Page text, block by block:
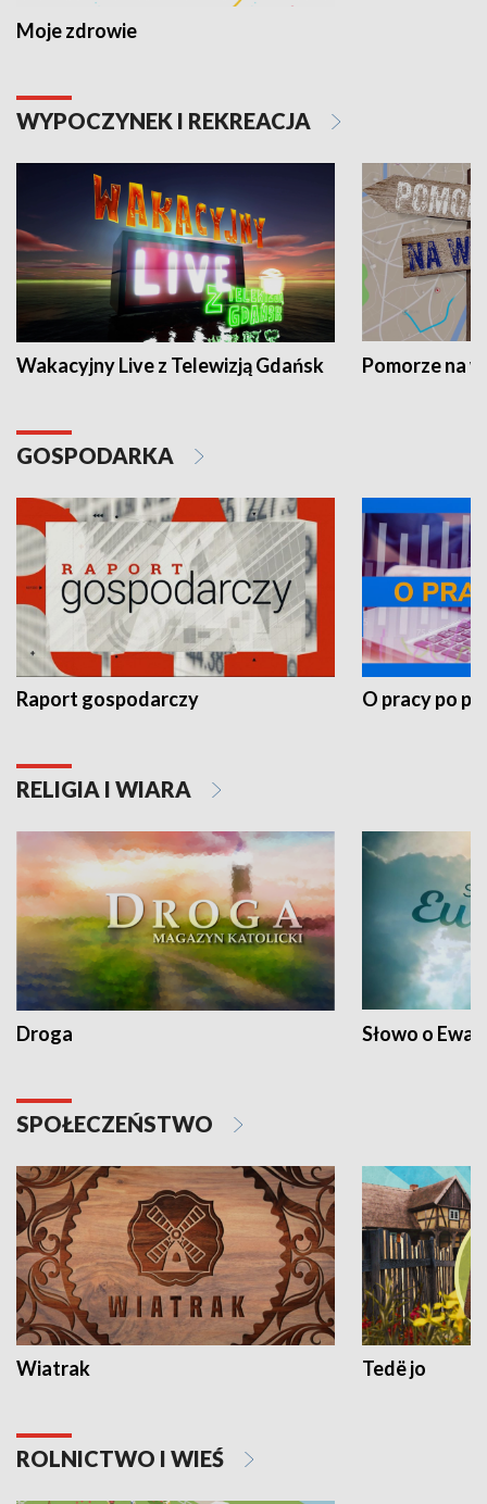
Moje zdrowie
WYPOCZYNEK I REKREACJA
Wakacyjny Live z Telewizją Gdańsk Pomorze na
GOSPODARKA
Raport gospodarczy O pracy po
RELIGIA I WIARA
Droga Słowo o
SPOŁECZEŃSTWO
Wiatrak Tedë jo
ROLNICTWO I WIEŚ